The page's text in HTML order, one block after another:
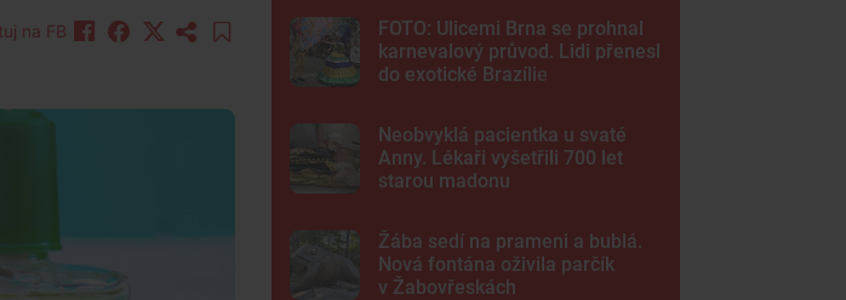
na FB
FOTO: Ulicemi Brna se prohnal
karnevalový průvod. Lidi přenesl
do exotické Brazílie
Neobvyklá pacientka u svaté
Anny. Lékaři vyšetřili 700 let
starou madonu
Žába sedí na prameni a bublá.
Nová fontána oživila parčík
v Žabovřeskách